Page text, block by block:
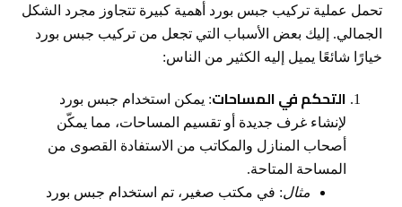
تحمل عملية تركيب جبس بورد أهمية كبيرة تتجاوز مجرد الشكل
الجمالي. إليك بعض الأسباب التي تجعل من تركيب جبس بورد
خيارًا شائعًا يميل إليه الكثير من الناس:
التحكم في المساحات: يمكن استخدام جبس بورد
لإنشاء غرف جديدة أو تقسيم المساحات، مما يمكّن
أصحاب المنازل والمكاتب من الاستفادة القصوى من
المساحة المتاحة.
مثال: في مكتب صغير، تم استخدام جبس بورد